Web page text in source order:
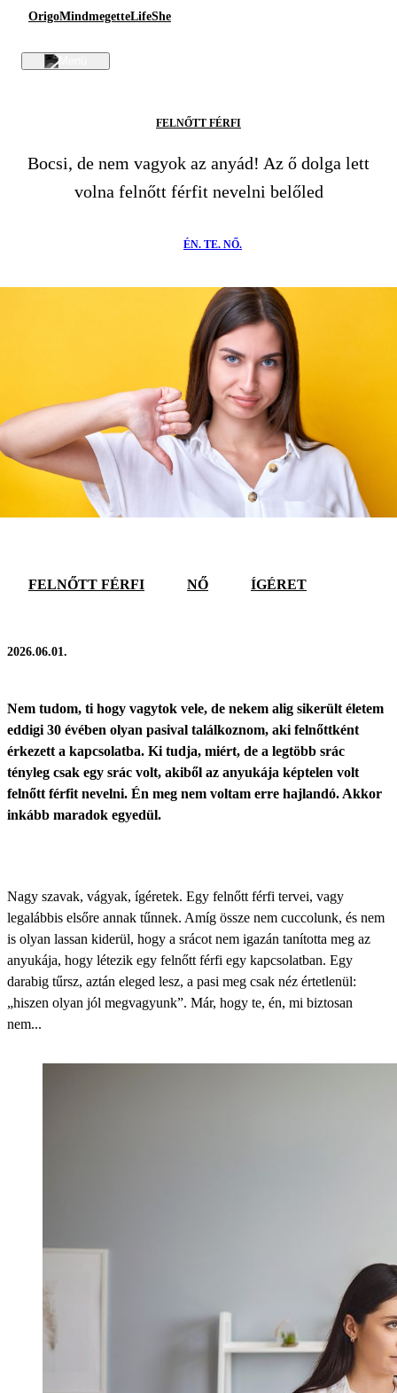
OrigoMindmegetteLifeShe
FELNŐTT FÉRFI
Bocsi, de nem vagyok az anyád! Az ő dolga lett
volna felnőtt férfit nevelni belőled
ÉN. TE. NŐ.
FELNŐTT FÉRFI NŐ ÍGÉRET
2026.06.01.
Nem tudom, ti hogy vagytok vele, de nekem alig sikerült életem
eddigi 30 évében olyan pasival találkoznom, aki felnőttként
érkezett a kapcsolatba. Ki tudja, miért, de a legtöbb srác
tényleg csak egy srác volt, akiből az anyukája képtelen volt
felnőtt férfit nevelni. Én meg nem voltam erre hajlandó. Akkor
inkább maradok egyedül.
Nagy szavak, vágyak, ígéretek. Egy felnőtt férfi tervei, vagy
legalábbis elsőre annak tűnnek. Amíg össze nem cuccolunk, és nem
is olyan lassan kiderül, hogy a srácot nem igazán tanította meg az
anyukája, hogy létezik egy felnőtt férfi egy kapcsolatban. Egy
darabig tűrsz, aztán eleged lesz, a pasi meg csak néz értetlenül:
„hiszen olyan jól megvagyunk”. Már, hogy te, én, mi biztosan
nem...